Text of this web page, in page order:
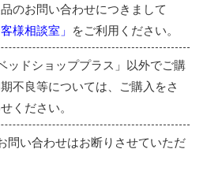
のお問い合わせにつきまして
様相談室」 をご利用ください。
ッドショッププラス」以外でご購
不良等については、ご購入をさ
ください。
問い合わせはお断りさせていただ